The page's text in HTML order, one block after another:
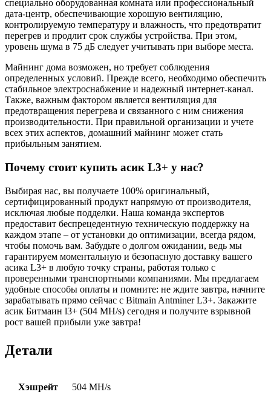
специально оборудованная комната или профессиональный
дата-центр, обеспечивающие хорошую вентиляцию,
контролируемую температуру и влажность, что предотвратит
перегрев и продлит срок службы устройства. При этом,
уровень шума в 75 дБ следует учитывать при выборе места.
Майнинг дома возможен, но требует соблюдения
определенных условий. Прежде всего, необходимо обеспечить
стабильное электроснабжение и надежный интернет-канал.
Также, важным фактором является вентиляция для
предотвращения перегрева и связанного с ним снижения
производительности. При правильной организации и учете
всех этих аспектов, домашний майнинг может стать
прибыльным занятием.
Почему стоит купить асик L3+ у нас?
Выбирая нас, вы получаете 100% оригинальный,
сертифицированный продукт напрямую от производителя,
исключая любые подделки. Наша команда экспертов
предоставит беспрецедентную техническую поддержку на
каждом этапе – от установки до оптимизации, всегда рядом,
чтобы помочь вам. Забудьте о долгом ожидании, ведь мы
гарантируем моментальную и безопасную доставку вашего
асика L3+ в любую точку страны, работая только с
проверенными транспортными компаниями. Мы предлагаем
удобные способы оплаты и помните: не ждите завтра, начните
зарабатывать прямо сейчас с Bitmain Antminer L3+. Закажите
асик Битмаин l3+ (504 MH/s) сегодня и получите взрывной
рост вашей прибыли уже завтра!
Детали
Хэшрейт 504 MH/s